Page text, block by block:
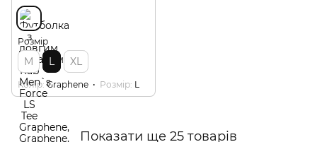
Розмір
M L XL
Колір Graphene Розмір L
Показати ще 25 товарів